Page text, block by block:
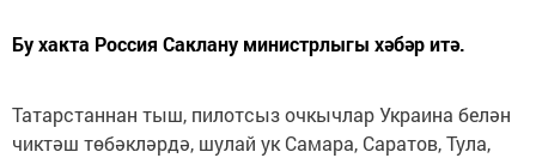
Бу хакта Россия Саклану министрлыгы хәбәр итә.
Татарстаннан тыш, пилотсыз очкычлар Украина белән
чиктәш төбәкләрдә, шулай ук Самара, Саратов, Тула,